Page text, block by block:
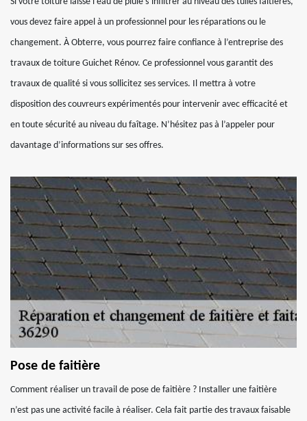
vous devez faire appel à un professionnel pour les réparations ou le
changement. À Obterre, vous pourrez faire confiance à l’entreprise des
travaux de toiture Guichet Rénov. Ce professionnel vous garantit des
travaux de qualité si vous sollicitez ses services. Il mettra à votre
disposition des couvreurs expérimentés pour intervenir avec efficacité et
en toute sécurité au niveau du faîtage. N’hésitez pas à l’appeler pour
davantage d’informations sur ses offres.
Pose de faitière
Comment réaliser un travail de pose de faitière ? Installer une faitière
n’est pas une activité facile à réaliser. Cela fait partie des travaux faisable